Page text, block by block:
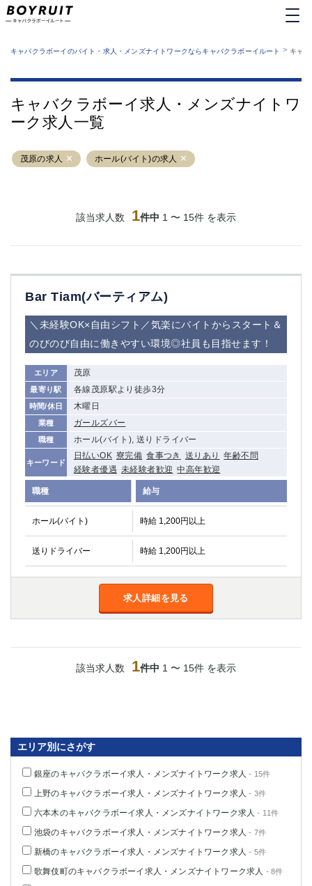
業種から探す
運営者情報
サイトマップ
キャバクラボーイのバイト・求人・メンズナイトワークならキャバクラボーイルート > キャ
キャバクラボーイ求人・メンズナイトワ
ーク求人一覧
茂原の求人 ホール(バイト)の求人
該当求人数 1件中 1 〜 15件 を表示
Bar Tiam(バーティアム)
＼未経験OK×自由シフト／気楽にバイトからスタート＆
のびのび自由に働きやすい環境◎社員も目指せます！
エリア 茂原
最寄り駅 各線茂原駅より徒歩3分
時間/休日 木曜日
業種 ガールズバー
職種 ホール(バイト), 送りドライバー
キーワード
日払いOK 寮完備 食事つき 送りあり
年齢不問
経験者優遇 未経験者歓迎 中高年歓迎
職種 給与
ホール(バイト) 時給 1,200円以上
送りドライバー 時給 1,200円以上
求人詳細を見る
該当求人数 1件中 1 〜 15件 を表示
エリア別にさがす
銀座のキャバクラボーイ求人・メンズナイトワーク求人 - 15件
上野のキャバクラボーイ求人・メンズナイトワーク求人 - 3件
六本木のキャバクラボーイ求人・メンズナイトワーク求人 - 11件
池袋のキャバクラボーイ求人・メンズナイトワーク求人 - 7件
新橋のキャバクラボーイ求人・メンズナイトワーク求人 - 5件
歌舞伎町のキャバクラボーイ求人・メンズナイトワーク求人 - 8件
六本木
池袋
新橋
渋谷
大和
立川
①六本木 ②西麻布
大山
赤坂
高円寺
蒲田東口
多摩センター
立川（南口）
浜松町
西葛西
中野
府中
ひばりヶ丘（北口）
学芸大学
吉祥寺（南口／公園口） 小作・羽村・福生エリア
自由が丘
吉祥寺（北口／東口）
四谷
錦糸町南口
下北沢・経堂
金町（北口）
成増駅徒歩3分の好立地！①JR埼京線「赤羽駅」から徒歩2分 ②東
①歌舞伎町 ②新宿 ③西部新宿 ③東新宿
①銀座 ②新橋
錦糸町(南口)
清瀬（南口）
①東武練馬 ②成増・板橋 ③大山 ②池袋
池袋東口
三鷹
湯島
市川
西麻布
神奈川県